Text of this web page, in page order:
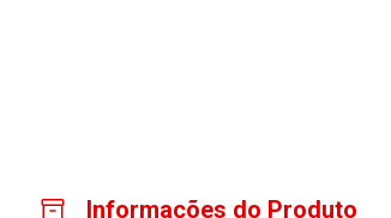
Informações do Produto